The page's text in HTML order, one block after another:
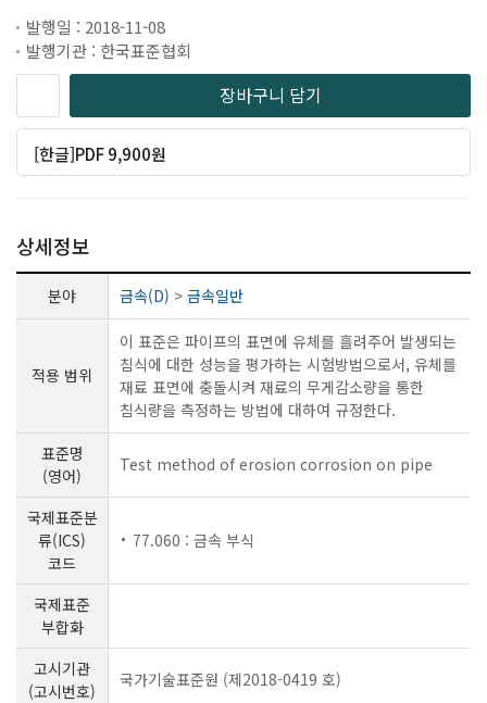
발행일 : 2018-11-08
발행기관 : 한국표준협회
장바구니 담기
[한글]PDF 9,900원
상세정보
분야 금속(D) > 금속일반
적용 범위
이 표준은 파이프의 표면에 유체를 흘려주어 발생되는
침식에 대한 성능을 평가하는 시험방법으로서, 유체를
재료 표면에 충돌시켜 재료의 무게감소량을 통한
침식량을 측정하는 방법에 대하여 규정한다.
표준명
(영어)
Test method of erosion corrosion on pipe
국제표준분
류(ICS)
코드
77.060 : 금속 부식
국제표준
부합화
고시기관
(고시번호)
국가기술표준원 (제2018-0419 호)